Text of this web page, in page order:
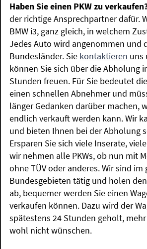
Haben Sie einen PKW zu
der richtige Ansprechpartner dafür.
BMW i3, ganz gleich, in welchem
Jedes Auto wird angenommen und
Bundesländer. Sie kontaktieren uns
können Sie sich über die Abholung
Stunden freuen. Für Sie bedeutet
einen schnellen Abnehmer und
länger Gedanken darüber machen,
endlich verkauft werden kann. Wir
und bieten Ihnen bei der Abholung
Ersparen Sie sich viele Inserate,
wir nehmen alle PKWs, ob nun mit
ohne TÜV oder anderes. Wir sind im
Bundesgebieten tätig und holen
ab, bequemer werden Sie einen
verkaufen können. Dazu wird der
spätestens 24 Stunden geholt,
wohl nicht wünschen.